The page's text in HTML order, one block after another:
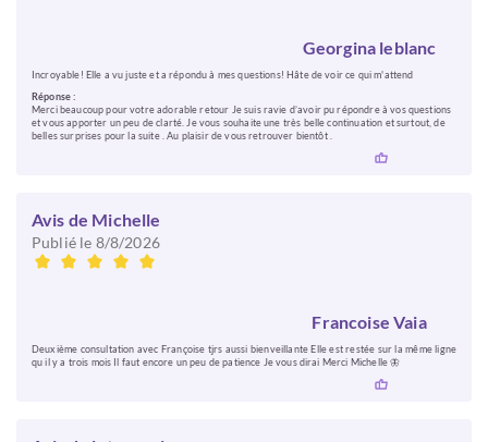
Georgina leblanc
Incroyable! Elle a vu juste et a répondu à mes questions! Hâte de voir ce qui m'attend
Réponse :
Merci beaucoup pour votre adorable retour Je suis ravie d’avoir pu répondre à vos questions
et vous apporter un peu de clarté. Je vous souhaite une très belle continuation et surtout, de
belles surprises pour la suite . Au plaisir de vous retrouver bientôt .
Avis de Michelle
Publié le 8/8/2026
Francoise Vaia
Deuxième consultation avec Françoise tjrs aussi bienveillante Elle est restée sur la même ligne
qu il y a trois mois Il faut encore un peu de patience Je vous dirai Merci Michelle 🦋